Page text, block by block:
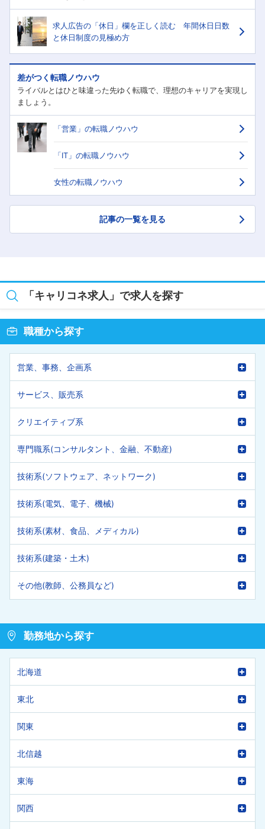
求人広告の「休日」欄を正しく読む 年間休日日数
と休日制度の見極め方
差がつく転職ノウハウ
ライバルとはひと味違った先ゆく転職で、理想のキャリアを実現し
ましょう。
「営業」の転職ノウハウ
「IT」の転職ノウハウ
女性の転職ノウハウ
記事の一覧を見る
「キャリコネ求人」で求人を探す
職種から探す
営業、事務、企画系
サービス、販売系
クリエイティブ系
専門職系(コンサルタント、金融、不動産)
技術系(ソフトウェア、ネットワーク)
技術系(電気、電子、機械)
技術系(素材、食品、メディカル)
技術系(建築・土木)
その他(教師、公務員など)
勤務地から探す
北海道
東北
関東
北信越
東海
関西